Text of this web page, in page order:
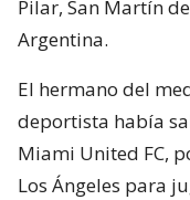
Pilar, San Martín
Argentina.
El hermano del
deportista había
Miami United FC,
Los Ángeles para